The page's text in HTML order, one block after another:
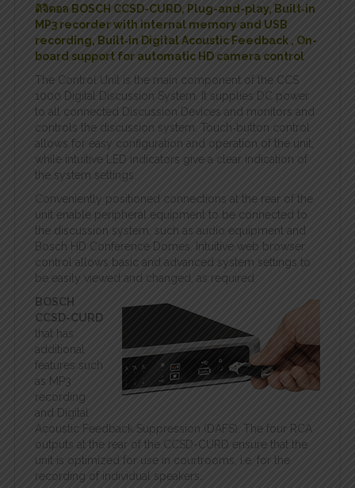
ดิจิตอล BOSCH CCSD-CURD, Plug-and-play, Built‑in
MP3 recorder with internal memory and USB
recording, Built‑in Digital Acoustic Feedback , On-
board support for automatic HD camera control
The Control Unit is the main component of the CCS
1000 Digital Discussion System. It supplies DC power
to all connected Discussion Devices and monitors and
controls the discussion system. Touch‑button control
allows for easy configuration and operation of the unit,
while intuitive LED indicators give a clear indication of
the system settings.
Conveniently positioned connections at the rear of the
unit enable peripheral equipment to be connected to
the discussion system, such as audio equipment and
Bosch HD Conference Domes. Intuitive web browser
control allows basic and advanced system settings to
be easily viewed and changed, as required
BOSCH
CCSD-CURD
that has
additional
features such
as MP3
recording
and Digital
Acoustic Feedback Suppression (DAFS). The four RCA
outputs at the rear of the CCSD-CURD ensure that the
unit is optimized for use in courtrooms, i.e. for the
recording of individual speakers.